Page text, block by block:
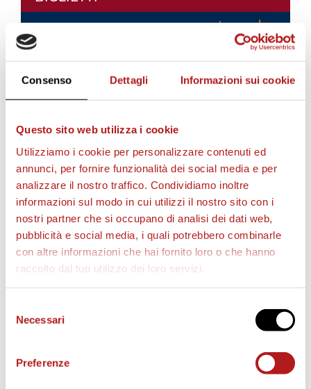
Consenso Dettagli Informazioni sui cookie
Questo sito web utilizza i cookie
Utilizziamo i cookie per personalizzare contenuti ed
annunci, per fornire funzionalità dei social media e per
analizzare il nostro traffico. Condividiamo inoltre
informazioni sul modo in cui utilizzi il nostro sito con i
nostri partner che si occupano di analisi dei dati web,
pubblicità e social media, i quali potrebbero combinarle
con altre informazioni che hai fornito loro o che hanno
raccolto dal tuo utilizzo dei loro servizi.
delNecessari
Preferenze
AS CITTADELLA STORE